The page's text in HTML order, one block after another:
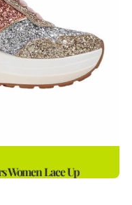
Women Lace Up